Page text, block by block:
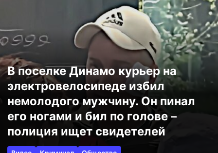
В поселке Динамо курьер на
электровелосипеде избил
немолодого мужчину. Он пинал
его ногами и бил по голове –
полиция ищет свидетелей